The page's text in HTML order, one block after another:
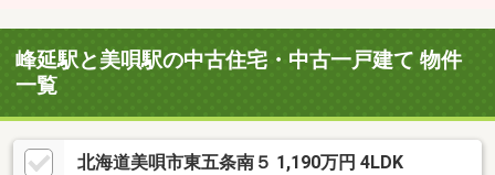
峰延駅と美唄駅の中古住宅・中古一戸建て 物件
一覧
北海道美唄市東五条南５ 1,190万円 4LDK